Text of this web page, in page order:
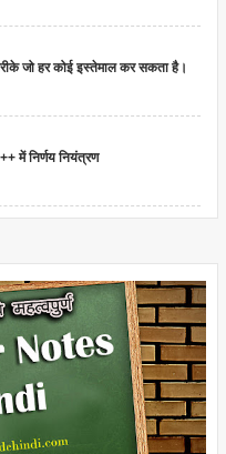
जो हर कोई इस्तेमाल कर सकता है।
में निर्णय नियंत्रण